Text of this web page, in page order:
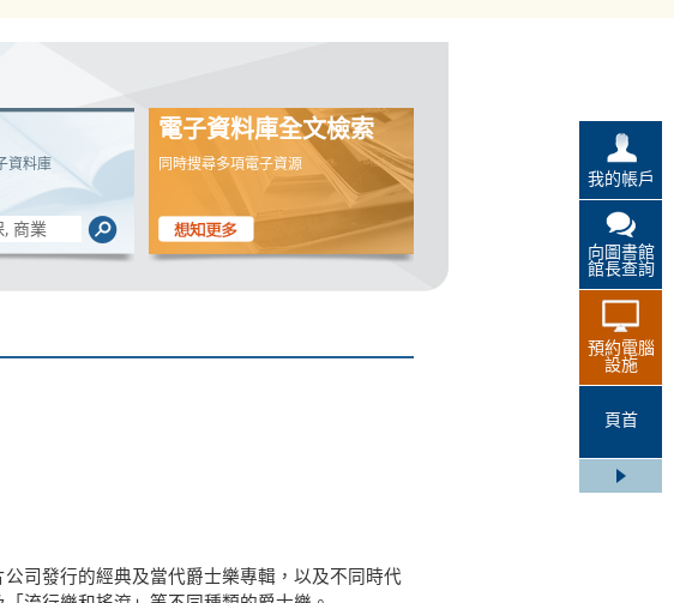
我的帳戶
向圖書館
館長查詢
預約電腦
設施
頁首
資料庫
電子資料庫全文檢索
同時搜尋多項電子資源
司發行的經典及當代爵士樂專輯，以及不同時代